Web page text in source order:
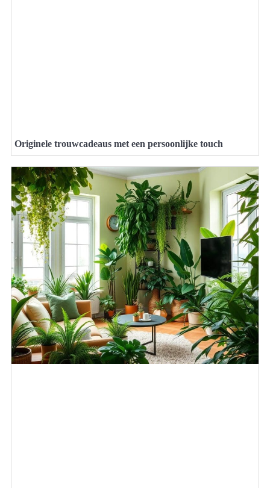
Originele trouwcadeaus met een persoonlijke touch